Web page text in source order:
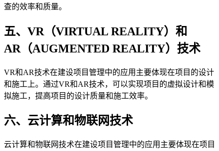
查的效率和质量。
五、VR（VIRTUAL REALITY）和
AR（AUGMENTED REALITY）技术
VR和AR技术在建设项目管理中的应用主要体现在项目的设计
和施工上。通过VR和AR技术，可以实现项目的虚拟设计和模
拟施工，提高项目的设计质量和施工效率。
六、云计算和物联网技术
云计算和物联网技术在建设项目管理中的应用主要体现在项目